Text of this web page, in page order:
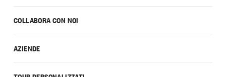
COLLABORA CON NOI
AZIENDE